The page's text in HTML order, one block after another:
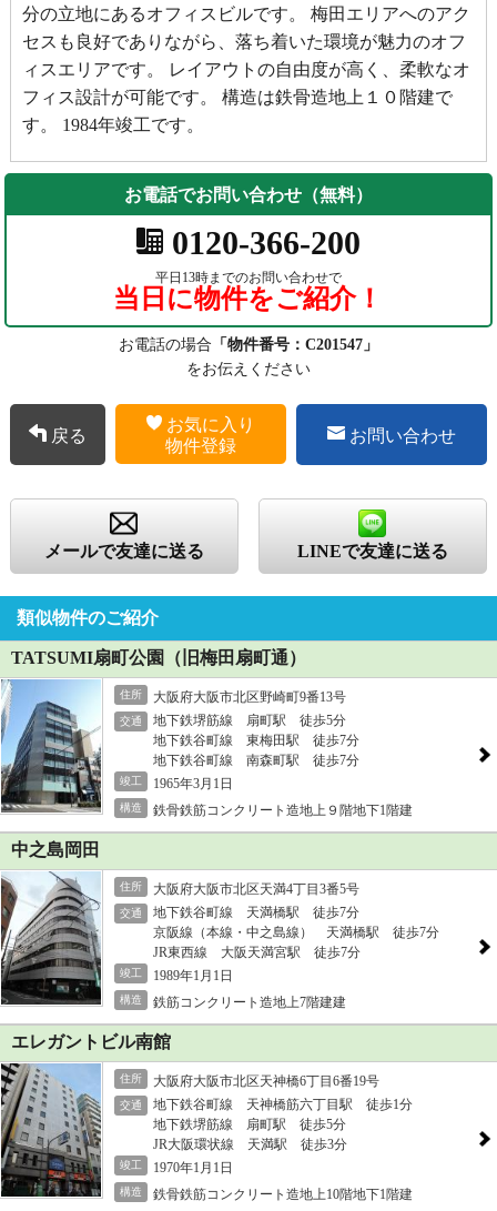
分の立地にあるオフィスビルです。 梅田エリアへのアク
セスも良好でありながら、落ち着いた環境が魅力のオフ
ィスエリアです。 レイアウトの自由度が高く、柔軟なオ
フィス設計が可能です。 構造は鉄骨造地上１０階建で
す。 1984年竣工です。
お電話でお問い合わせ（無料）
0120-366-200
平日13時までのお問い合わせで
当日に物件をご紹介！
お電話の場合 「物件番号：C201547」
をお伝えください
戻る
お気に入り
物件登録
お問い合わせ
メールで友達に送る LINEで友達に送る
類似物件のご紹介
TATSUMI扇町公園（旧梅田扇町通）
住所 大阪府大阪市北区野崎町9番13号
交通
地下鉄堺筋線 扇町駅 徒歩5分
地下鉄谷町線 東梅田駅 徒歩7分
地下鉄谷町線 南森町駅 徒歩7分
竣工 1965年3月1日
構造 鉄骨鉄筋コンクリート造地上９階地下1階建
中之島岡田
住所 大阪府大阪市北区天満4丁目3番5号
交通
地下鉄谷町線 天満橋駅 徒歩7分
京阪線（本線・中之島線） 天満橋駅 徒歩7分
JR東西線 大阪天満宮駅 徒歩7分
竣工 1989年1月1日
構造 鉄筋コンクリート造地上7階建建
エレガントビル南館
住所 大阪府大阪市北区天神橋6丁目6番19号
交通
地下鉄谷町線 天神橋筋六丁目駅 徒歩1分
地下鉄堺筋線 扇町駅 徒歩5分
JR大阪環状線 天満駅 徒歩3分
竣工 1970年1月1日
構造 鉄骨鉄筋コンクリート造地上10階地下1階建